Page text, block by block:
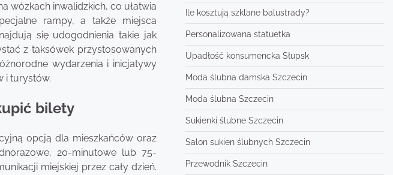
wózkach inwalidzkich, co ułatwia
rampy, a także miejsca
się udogodnienia takie jak
z taksówek przystosowanych
wydarzenia i inicjatywy
i turystów.
bilety
opcją dla mieszkańców oraz
20-minutowe lub 75-
miejskiej przez cały dzień.
Ile kosztują szklane balustrady?
Personalizowana statuetka
Upadłość konsumencka Słupsk
Moda ślubna damska Szczecin
Moda ślubna Szczecin
Sukienki ślubne Szczecin
Salon sukien ślubnych Szczecin
Przewodnik Szczecin